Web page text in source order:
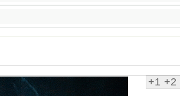
+1 +2